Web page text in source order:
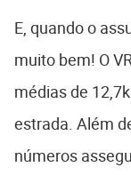
E, quando o
muito bem! O
médias de
estrada. Além
números